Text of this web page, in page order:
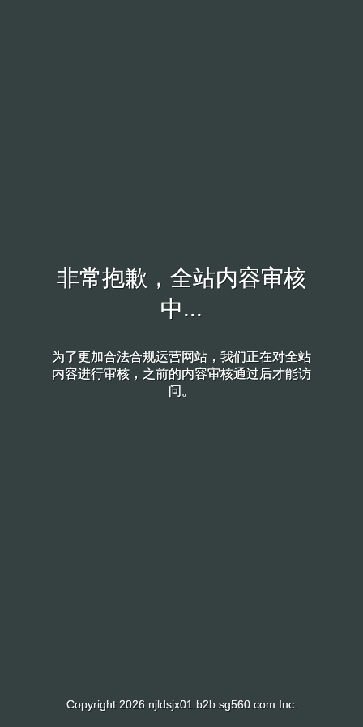
非常抱歉，全站内容审核
中...
为了更加合法合规运营网站，我们正在对全站
内容进行审核，之前的内容审核通过后才能访
问。
Copyright 2026 njldsjx01.b2b.sg560.com Inc.
非常抱歉，全站内容审核
中...
为了更加合法合规运营网站，我们正在对全站
内容进行审核，之前的内容审核通过后才能访
问。
Copyright 2026 njldsjx01.b2b.sg560.com Inc.